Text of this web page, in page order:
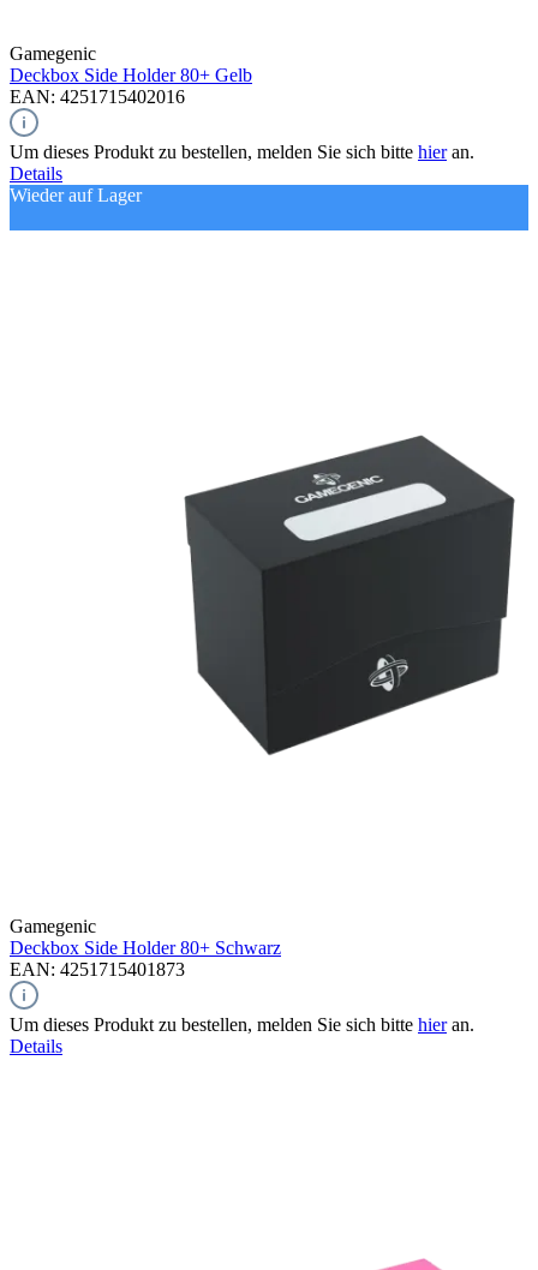
Gamegenic
Deckbox Side Holder 80+ Gelb
EAN: 4251715402016
Um dieses Produkt zu bestellen, melden Sie sich bitte hieran.
Details
Wieder auf Lager
Gamegenic
Deckbox Side Holder 80+ Schwarz
EAN: 4251715401873
Um dieses Produkt zu bestellen, melden Sie sich bitte hieran.
Details